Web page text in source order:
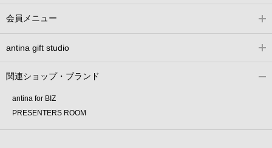
会員メニュー
antina gift studio
関連ショップ・ブランド
antina for BIZ
PRESENTERS ROOM